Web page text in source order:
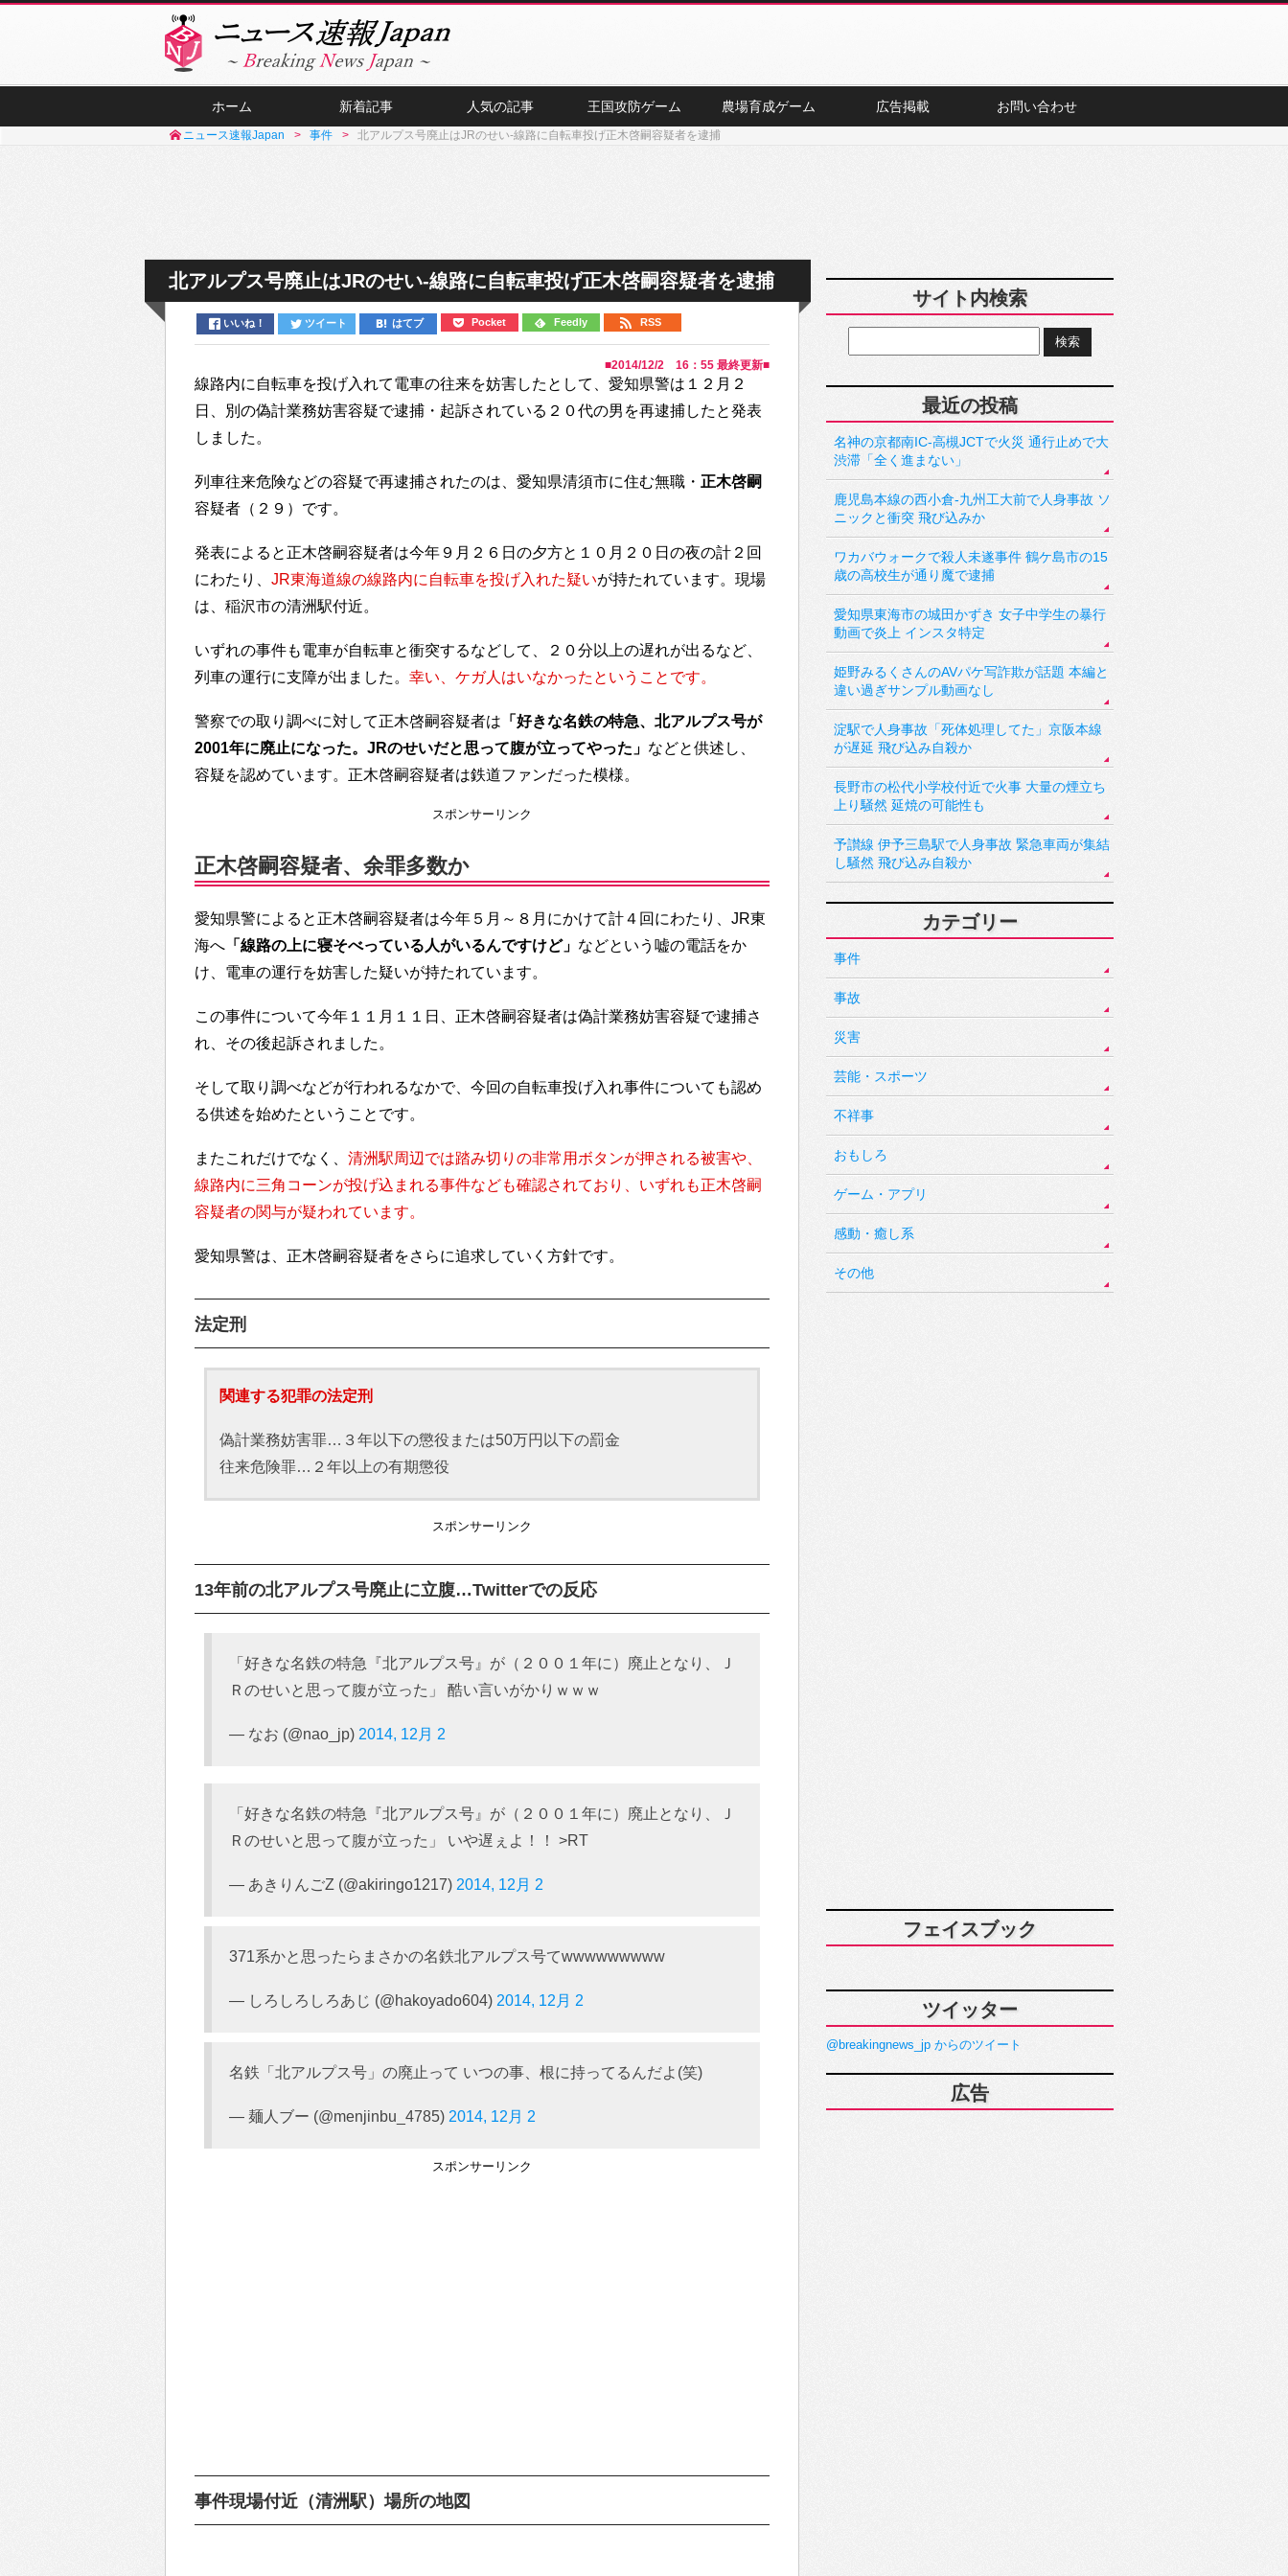
ホーム 新着記事 人気の記事 王国攻防ゲーム 農場育成ゲーム 広告掲載 お問い合わせ
ニュース速報Japan 事件 北アルプス号廃止はJRのせい-線路に自転車投げ正木啓嗣容疑者を逮捕
北アルプス号廃止はJRのせい-線路に自転車投げ正木啓嗣容疑者を逮捕
いいね！ ツイート はてブ Pocket Feedly RSS
■2014/12/2 16：55 最終更新■
線路内に自転車を投げ入れて電車の往来を妨害したとして、愛知県警は１２月２
日、別の偽計業務妨害容疑で逮捕・起訴されている２０代の男を再逮捕したと発表
しました。
列車往来危険などの容疑で再逮捕されたのは、愛知県清須市に住む無職・ 正木啓嗣
容疑者（２９）です。
発表によると正木啓嗣容疑者は今年９月２６日の夕方と１０月２０日の夜の計２回
にわたり、 JR東海道線の線路内に自転車を投げ入れた疑いが持たれています。現場
は、稲沢市の清洲駅付近。
いずれの事件も電車が自転車と衝突するなどして、２０分以上の遅れが出るなど、
列車の運行に支障が出ました。 幸い、ケガ人はいなかったということです。
警察での取り調べに対して正木啓嗣容疑者は 「好きな名鉄の特急、北アルプス号が
2001年に廃止になった。JRのせいだと思って腹が立ってやった」 などと供述し、
容疑を認めています。正木啓嗣容疑者は鉄道ファンだった模様。
スポンサーリンク
正木啓嗣容疑者、余罪多数か
愛知県警によると正木啓嗣容疑者は今年５月～８月にかけて計４回にわたり、JR東
海へ 「線路の上に寝そべっている人がいるんですけど」 などという嘘の電話をか
け、電車の運行を妨害した疑いが持たれています。
この事件について今年１１月１１日、正木啓嗣容疑者は偽計業務妨害容疑で逮捕さ
れ、その後起訴されました。
そして取り調べなどが行われるなかで、今回の自転車投げ入れ事件についても認め
る供述を始めたということです。
またこれだけでなく、 清洲駅周辺では踏み切りの非常用ボタンが押される被害や、
線路内に三角コーンが投げ込まれる事件なども確認されており、いずれも正木啓嗣
容疑者の関与が疑われています。
愛知県警は、正木啓嗣容疑者をさらに追求していく方針です。
法定刑
関連する犯罪の法定刑
偽計業務妨害罪…３年以下の懲役または50万円以下の罰金
往来危険罪…２年以上の有期懲役
スポンサーリンク
13年前の北アルプス号廃止に立腹…Twitterでの反応
「好きな名鉄の特急『北アルプス号』が（２００１年に）廃止となり、Ｊ
Ｒのせいと思って腹が立った」 酷い言いがかりｗｗｗ
— なお (@nao_jp) 2014, 12月 2
「好きな名鉄の特急『北アルプス号』が（２００１年に）廃止となり、Ｊ
Ｒのせいと思って腹が立った」 いや遅ぇよ！！ >RT
— あきりんごZ (@akiringo1217) 2014, 12月 2
371系かと思ったらまさかの名鉄北アルプス号てwwwwwwwww
— しろしろしろあじ (@hakoyado604) 2014, 12月 2
名鉄「北アルプス号」の廃止って いつの事、根に持ってるんだよ(笑)
— 麺人ブー (@menjinbu_4785) 2014, 12月 2
スポンサーリンク
事件現場付近（清洲駅）場所の地図
サイト内検索
最近の投稿
名神の京都南IC-高槻JCTで火災 通行止めで大
渋滞「全く進まない」
鹿児島本線の西小倉-九州工大前で人身事故 ソ
ニックと衝突 飛び込みか
ワカバウォークで殺人未遂事件 鶴ケ島市の15
歳の高校生が通り魔で逮捕
愛知県東海市の城田かずき 女子中学生の暴行
動画で炎上 インスタ特定
姫野みるくさんのAVパケ写詐欺が話題 本編と
違い過ぎサンプル動画なし
淀駅で人身事故「死体処理してた」京阪本線
が遅延 飛び込み自殺か
長野市の松代小学校付近で火事 大量の煙立ち
上り騒然 延焼の可能性も
予讃線 伊予三島駅で人身事故 緊急車両が集結
し騒然 飛び込み自殺か
カテゴリー
事件
事故
災害
芸能・スポーツ
不祥事
おもしろ
ゲーム・アプリ
感動・癒し系
その他
フェイスブック
ツイッター
@breakingnews_jp からのツイート
広告